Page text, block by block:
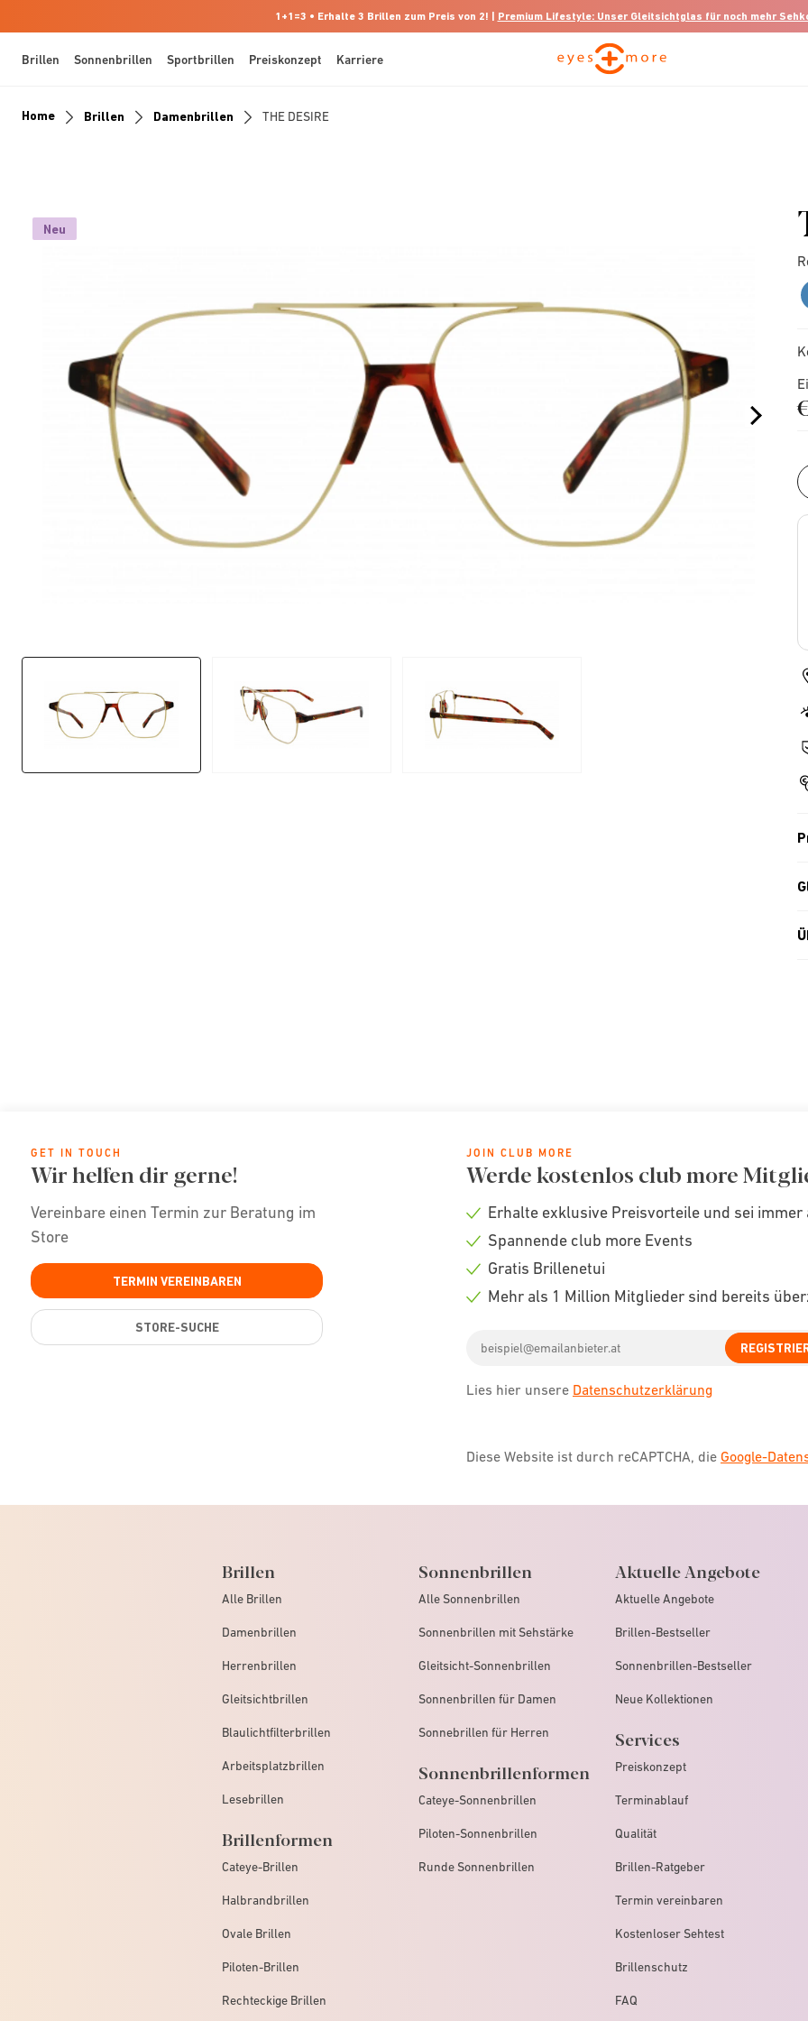
1+1=3 • Erhalte 3 Brillen zum Preis von 2! | Premium Lifestyle: Unser Gleitsichtglas für noch mehr
Brillen Sonnenbrillen Sportbrillen Preiskonzept Karriere
Home Brillen Damenbrillen THE DESIRE
Neu
GET IN TOUCH
Wir helfen dir gerne!
Vereinbare einen Termin zur Beratung im
Store
TERMIN VEREINBAREN
STORE-SUCHE
JOIN CLUB MORE
Werde kostenlos club more
Check
Erhalte exklusive Preisvorteile und sei
Check
Spannende club more Events
Check
Gratis Brillenetui
Mehr als 1 Million Mitglieder sind bereits
address
Lies hier unsere Datenschutzerklärung
Diese Website ist durch reCAPTCHA, die Google-
Brillen
Alle Brillen
Damenbrillen
Herrenbrillen
Gleitsichtbrillen
Blaulichtfilterbrillen
Arbeitsplatzbrillen
Lesebrillen
Brillenformen
Cateye-Brillen
Halbrandbrillen
Ovale Brillen
Piloten-Brillen
Rechteckige Brillen
Sonnenbrillen
Alle Sonnenbrillen
Sonnenbrillen mit Sehstärke
Gleitsicht-Sonnenbrillen
Sonnenbrillen für Damen
Sonnebrillen für Herren
Sonnenbrillenformen
Cateye-Sonnenbrillen
Piloten-Sonnenbrillen
Runde Sonnenbrillen
Aktuelle Angebote
Aktuelle Angebote
Brillen-Bestseller
Sonnenbrillen-Bestseller
Neue Kollektionen
Services
Preiskonzept
Terminablauf
Qualität
Brillen-Ratgeber
Termin vereinbaren
Kostenloser Sehtest
Brillenschutz
FAQ